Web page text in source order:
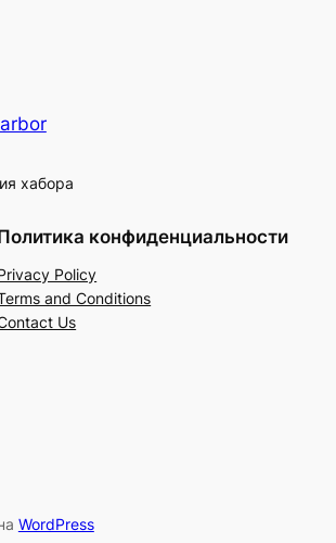
хабора
конфиденциальности
Policy
and Conditions
Us
WordPress